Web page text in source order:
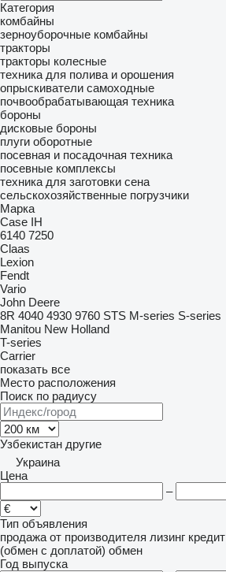
Категория
комбайны
зерноуборочные комбайны
тракторы
тракторы колесные
техника для полива и орошения
опрыскиватели самоходные
почвообрабатывающая техника
бороны
дисковые бороны
плуги оборотные
посевная и посадочная техника
посевные комплексы
техника для заготовки сена
сельскохозяйственные погрузчики
Марка
Case IH
6140 7250
Claas
Lexion
Fendt
Vario
John Deere
8R 4040 4930 9760 STS M-series S-series
Manitou New Holland
T-series
Carrier
показать все
Место расположения
Поиск по радиусу
Узбекистан другие
Украина
Цена
–
Тип объявления
продажа от производителя лизинг кредит
(обмен с доплатой) обмен
Год выпуска